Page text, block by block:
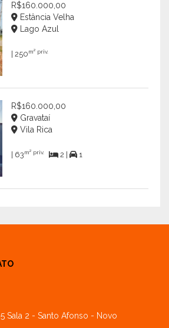
R$160.000,00
Estância Velha
Lago Azul
| 250m² priv.
R$160.000,00
Gravataí
Vila Rica
| 63m² priv. 2 | 1
Sala 2 - Santo Afonso - Novo